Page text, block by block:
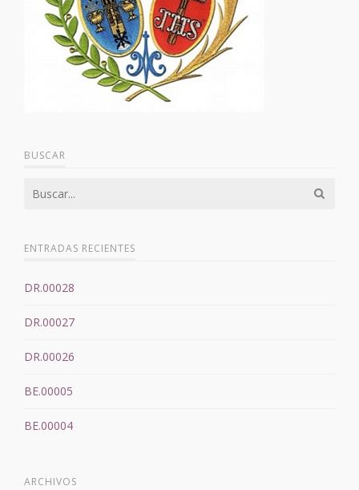
BUSCAR
ENTRADAS RECIENTES
DR.00028
DR.00027
DR.00026
BE.00005
BE.00004
ARCHIVOS